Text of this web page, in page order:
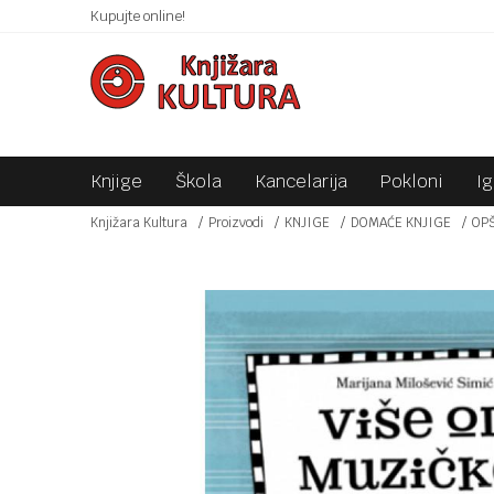
Kupujte online!SIGURNO PLAĆANJE PLATNIM KARTICAMA!
Knjige Škola Kancelarija Pokloni
Knjižara Kultura Proizvodi KNJIGE DOMAĆE KNJIGE